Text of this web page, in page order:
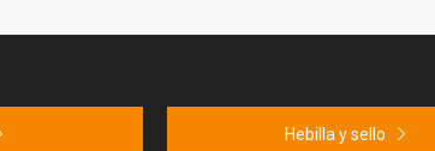
Hebilla y sello